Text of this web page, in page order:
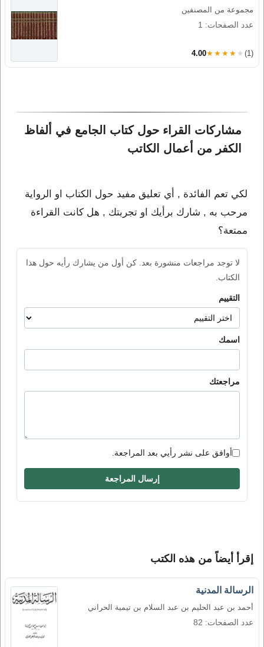
مجموعة من المصنفين
عدد الصفحات: 1
4.00★★★★★ (1)
مشاركات القراء حول كتاب الجامع في ألفاظ
الكفر من أعمال الكاتب
لكي تعم الفائدة , أي تعليق مفيد حول الكتاب او الرواية
مرحب به , شارك برأيك او تجربتك , هل كانت القراءة
ممتعة؟
لا توجد مراجعات منشورة بعد. كن أول من يشارك رأيه حول هذا
الكتاب.
التقييم
اسمك
مراجعتك
أوافق على نشر رأيي بعد المراجعة.
إرسال المراجعة
إقرأ أيضاً من هذه الكتب
الرسالة المدنية
أحمد بن عبد الحليم بن عبد السلام بن تيمية الحراني
عدد الصفحات: 82